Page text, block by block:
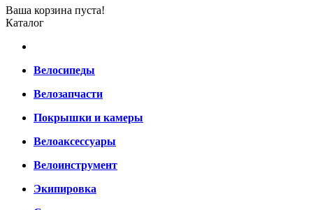
Ваша корзина пуста!
Каталог
Велосипеды
Велозапчасти
Покрышки и камеры
Велоаксессуары
Велоинструмент
Экипировка